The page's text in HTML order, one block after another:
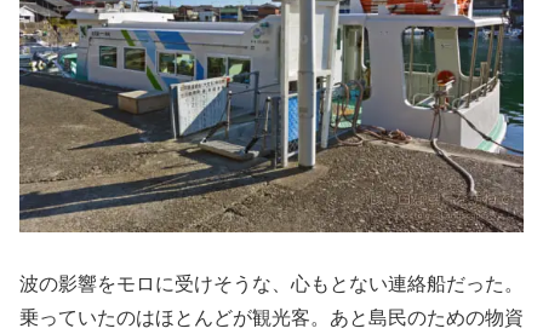
波の影響をモロに受けそうな、心もとない連絡船だった。
乗っていたのはほとんどが観光客。あと島民のための物資